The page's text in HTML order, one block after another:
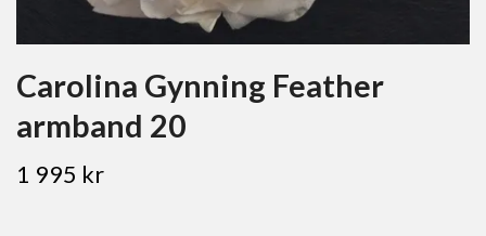
Carolina Gynning Feather
armband 20
1 995 kr